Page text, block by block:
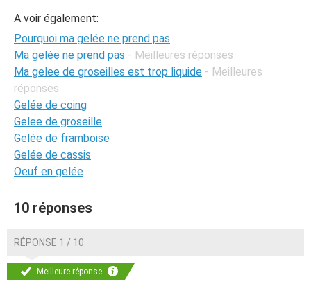
A voir également:
Pourquoi ma gelée ne prend pas
Ma gelée ne prend pas - Meilleures réponses
Ma gelee de groseilles est trop liquide - Meilleures
réponses
Gelée de coing
Gelee de groseille
Gelée de framboise
Gelée de cassis
Oeuf en gelée
10 réponses
RÉPONSE 1 / 10
Meilleure réponse